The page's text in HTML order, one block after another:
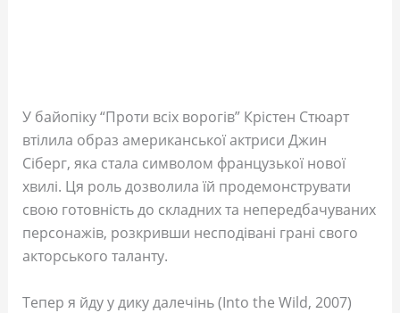
У байопіку “Проти всіх ворогів” Крістен Стюарт
втілила образ американської актриси Джин
Сіберг, яка стала символом французької нової
хвилі. Ця роль дозволила їй продемонструвати
свою готовність до складних та непередбачуваних
персонажів, розкривши несподівані грані свого
акторського таланту.
Тепер я йду у дику далечінь (Into the Wild, 2007)